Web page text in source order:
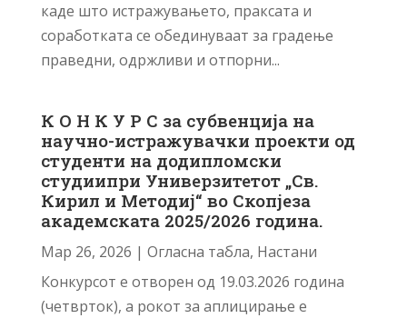
каде што истражувањето, праксата и
соработката се обединуваат за градење
праведни, одржливи и отпорни...
К О Н К У Р С за субвенција на
научно-истражувачки проекти од
студенти на додипломски
студиипри Универзитетот „Св.
Кирил и Методиј“ во Скопјеза
академската 2025/2026 година.
Мар 26, 2026 | Огласна табла, Настани
Конкурсот е отворен од 19.03.2026 година
(четврток), а рокот за аплицирање е